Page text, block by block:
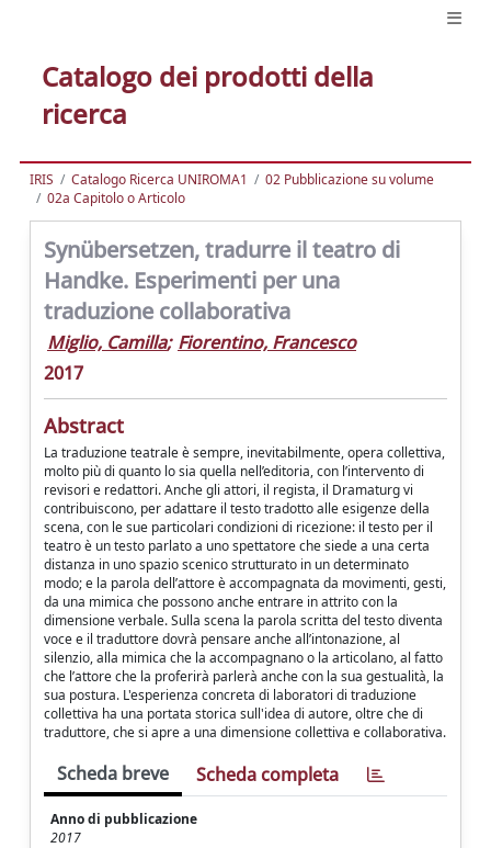
Catalogo dei prodotti della
ricerca
IRIS Catalogo Ricerca UNIROMA1
02 Pubblicazione su volume
02a Capitolo o Articolo
Synübersetzen, tradurre il teatro di
Handke. Esperimenti per una
traduzione collaborativa
Miglio, Camilla; Fiorentino, Francesco
2017
Abstract
La traduzione teatrale è sempre, inevitabilmente, opera collettiva,
molto più di quanto lo sia quella nell’editoria, con l’intervento di
revisori e redattori. Anche gli attori, il regista, il Dramaturg vi
contribuiscono, per adattare il testo tradotto alle esigenze della
scena, con le sue particolari condizioni di ricezione: il testo per il
teatro è un testo parlato a uno spettatore che siede a una certa
distanza in uno spazio scenico strutturato in un determinato
modo; e la parola dell’attore è accompagnata da movimenti, gesti,
da una mimica che possono anche entrare in attrito con la
dimensione verbale. Sulla scena la parola scritta del testo diventa
voce e il traduttore dovrà pensare anche all’intonazione, al
silenzio, alla mimica che la accompagnano o la articolano, al fatto
che l’attore che la proferirà parlerà anche con la sua gestualità, la
sua postura. L'esperienza concreta di laboratori di traduzione
collettiva ha una portata storica sull'idea di autore, oltre che di
traduttore, che si apre a una dimensione collettiva e collaborativa.
Scheda breve Scheda completa
Anno di pubblicazione
2017